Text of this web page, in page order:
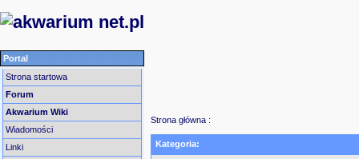
Portal
Strona startowa
Forum
Akwarium Wiki
Wiadomości
Linki
Strona główna :
Kategoria: